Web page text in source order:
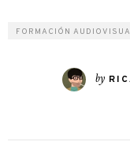
FORMACIÓN
by